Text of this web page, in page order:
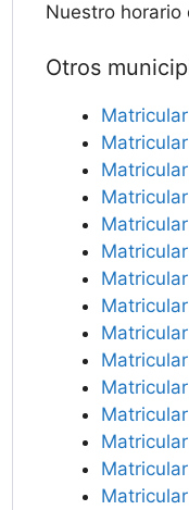
Nuestro horario
Otros